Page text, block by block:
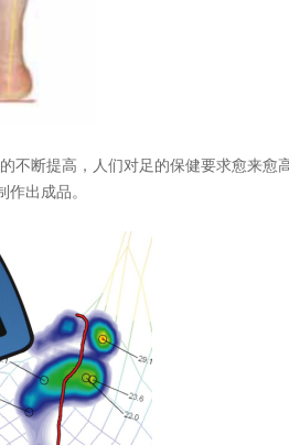
断提高，人们对足的保健要求愈来愈
出成品。